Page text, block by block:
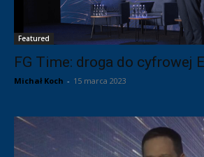
Featured
FG Time: droga do cyfrowej
Michał Koch - 15 marca 2023